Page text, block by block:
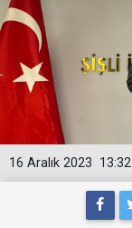
13:32
16 Aralık 2023